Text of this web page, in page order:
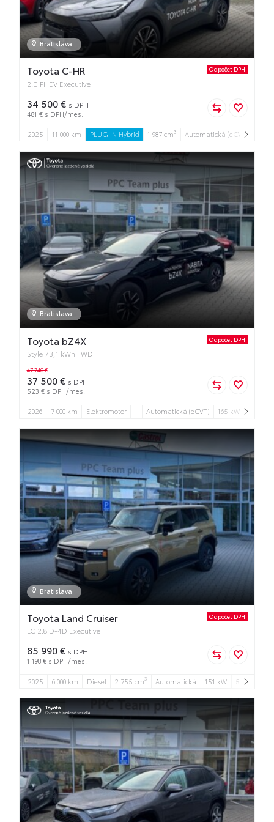
Bratislava
Toyota C-HR
2.0 PHEV Executive
Odpočet DPH
34 500 € s DPH
481 € s DPH/mes.
2025 11 000 km PLUG IN Hybrid 1 987 cm3 Automatická (eCVT)
Bratislava
Toyota bZ4X
Style 73,1 kWh FWD
Odpočet DPH
47 740 €
37 500 € s DPH
523 € s DPH/mes.
2026 7 000 km Elektromotor - Automatická (eCVT) 165 kW
Bratislava
Toyota Land Cruiser
LC 2.8 D-4D Executive
Odpočet DPH
85 990 € s DPH
1 198 € s DPH/mes.
2025 6 000 km Diesel 2 755 cm3 Automatická 151 kW 5